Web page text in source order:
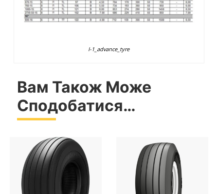
I-1_advance_tyre
Вам Також Може
Сподобатися…